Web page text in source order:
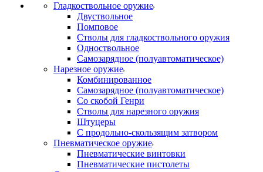
Гладкоствольное оружие
Двуствольное
Помповое
Стволы для гладкоствольного оружия
Одноствольное
Самозарядное (полуавтоматическое)
Нарезное оружие
Комбинированное
Самозарядное (полуавтоматическое)
Со скобой Генри
Стволы для нарезного оружия
Штуцеры
С продольно-скользящим затвором
Пневматическое оружие
Пневматические винтовки
Пневматические пистолеты